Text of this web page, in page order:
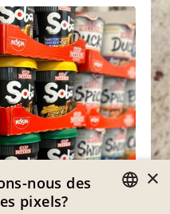
×
nous des
pixels?